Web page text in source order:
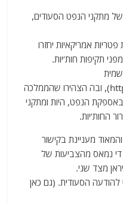
מתקני הנפט הסעודים,
אמריקאיות יחזרו
תקיפות חות’יות.
(https://www.spa.gov.sa/2339207), ובה הצהירו שהממלכה
הנפט, היות ומתקני
החות’יות.
מעניינת בקישור
נמאס מהצביעות של
מצד שני.
להודעה הסעודית. (גם כאן